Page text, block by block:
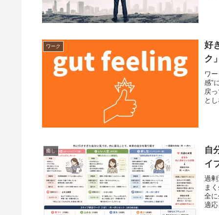
ワーク
好
ク」
ワ
感”
戻
と
癒し
自
イ
過
ま
全
適